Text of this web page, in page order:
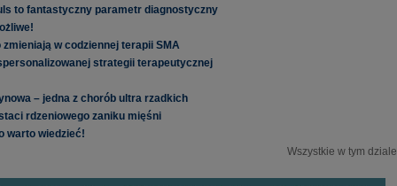
to fantastyczny parametr diagnostyczny
w codziennej terapii SMA
strategii terapeutycznej
– jedna z chorób ultra rzadkich
rdzeniowego zaniku mięśni
warto wiedzieć!
Wszystkie w tym dziale